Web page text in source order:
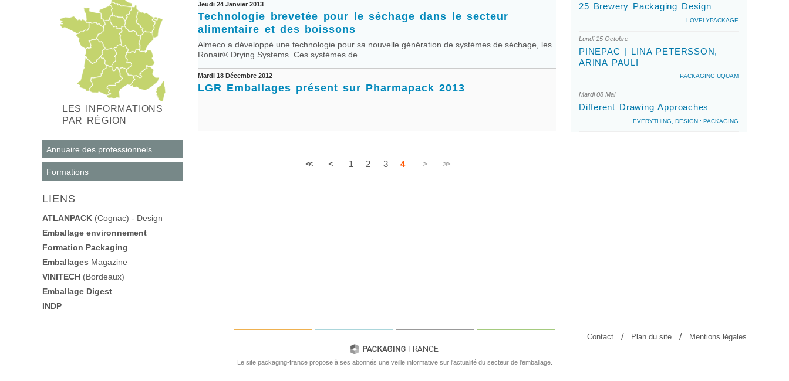
LES INFORMATIONS
PAR RÉGION
Annuaire des professionnels
Formations
LIENS
ATLANPACK (Cognac) - Design
Emballage environnement
Formation Packaging
Emballages Magazine
VINITECH (Bordeaux)
Emballage Digest
INDP
Technologie brevetée pour le séchage dans le secteur
alimentaire et des boissons
Jeudi 24 Janvier 2013
Almeco a développé une technologie pour sa nouvelle génération de systèmes de séchage, les
Ronair® Drying Systems. Ces systèmes de...
LGR Emballages présent sur Pharmapack 2013
Mardi 18 Décembre 2012
<< < 1 2 3 4 > >>
25 Brewery Packaging Design
LOVELYPACKAGE
PINEPAC | LINA PETERSSON,
ARINA PAULI
Lundi 15 Octobre
PACKAGING UQUAM
Different Drawing Approaches
Mardi 08 Mai
EVERYTHING, DESIGN : PACKAGING
Le site packaging-france propose à ses abonnés une veille informative sur l'actualité du secteur de l'emballage.
Contact Plan du site Mentions légales